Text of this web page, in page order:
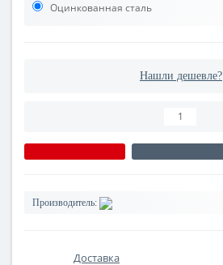
Оцинкованная сталь
Нашли дешевле?
Производитель:
Доставка